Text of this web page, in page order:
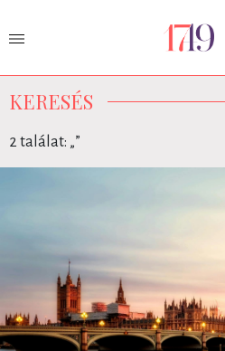
KERESÉS
2 találat: „”